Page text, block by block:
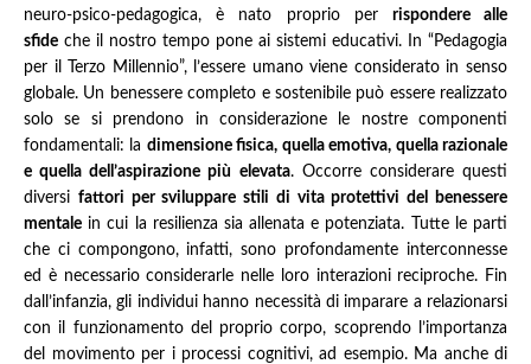
neuro-psico-pedagogica, è nato proprio per rispondere alle
sfide che il nostro tempo pone ai sistemi educativi. In “Pedagogia
per il Terzo Millennio”, l’essere umano viene considerato in senso
globale. Un benessere completo e sostenibile può essere realizzato
solo se si prendono in considerazione le nostre componenti
fondamentali: la dimensione fisica, quella emotiva, quella razionale
e quella dell’aspirazione più elevata. Occorre considerare questi
diversi fattori per sviluppare stili di vita protettivi del benessere
mentale in cui la resilienza sia allenata e potenziata. Tutte le parti
che ci compongono, infatti, sono profondamente interconnesse
ed è necessario considerarle nelle loro interazioni reciproche. Fin
dall’infanzia, gli individui hanno necessità di imparare a relazionarsi
con il funzionamento del proprio corpo, scoprendo l’importanza
del movimento per i processi cognitivi, ad esempio. Ma anche di